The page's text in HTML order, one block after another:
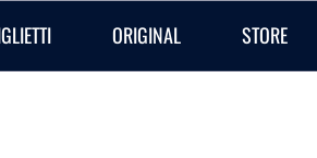
ORIGINAL STORE